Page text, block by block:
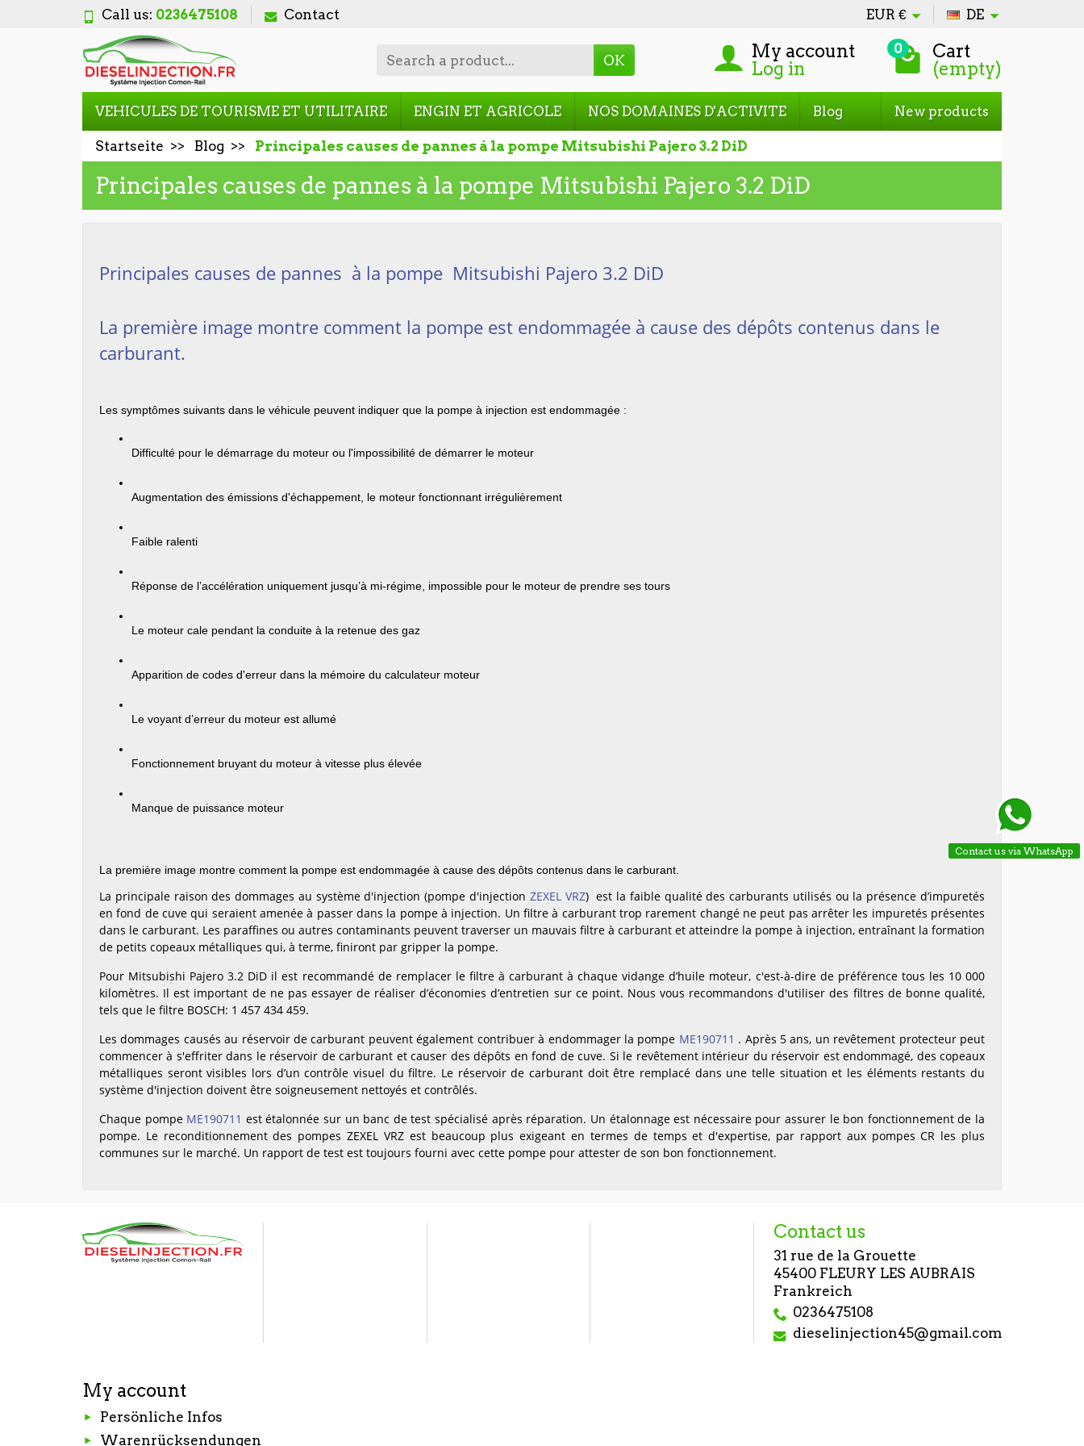
Call us: 0236475108 Contact EUR € DE
OK My account
Log in
0 Cart
(empty)
VEHICULES DE TOURISME ET UTILITAIRE ENGIN ET AGRICOLE NOS DOMAINES D'ACTIVITE Blog New products
Startseite Blog Principales causes de pannes à la pompe Mitsubishi Pajero 3.2 DiD
Principales causes de pannes à la pompe Mitsubishi Pajero 3.2 DiD
Principales causes de pannes à la pompe Mitsubishi Pajero 3.2 DiD
La première image montre comment la pompe est endommagée à cause des dépôts contenus dans le
carburant.
Les symptômes suivants dans le véhicule peuvent indiquer que la pompe à injection est endommagée :
Difficulté pour le démarrage du moteur ou l'impossibilité de démarrer le moteur
Augmentation des émissions d'échappement, le moteur fonctionnant irrégulièrement
Faible ralenti
Réponse de l’accélération uniquement jusqu’à mi-régime, impossible pour le moteur de prendre ses tours
Le moteur cale pendant la conduite à la retenue des gaz
Apparition de codes d'erreur dans la mémoire du calculateur moteur
Le voyant d’erreur du moteur est allumé
Fonctionnement bruyant du moteur à vitesse plus élevée
Manque de puissance moteur
La première image montre comment la pompe est endommagée à cause des dépôts contenus dans le carburant.
La principale raison des dommages au système d'injection (pompe d'injection ZEXEL VRZ) est la faible qualité des carburants utilisés ou la présence d’impuretés
en fond de cuve qui seraient amenée à passer dans la pompe à injection. Un filtre à carburant trop rarement changé ne peut pas arrêter les impuretés présentes
dans le carburant. Les paraffines ou autres contaminants peuvent traverser un mauvais filtre à carburant et atteindre la pompe à injection, entraînant la formation
de petits copeaux métalliques qui, à terme, finiront par gripper la pompe.
Pour Mitsubishi Pajero 3.2 DiD il est recommandé de remplacer le filtre à carburant à chaque vidange d’huile moteur, c'est-à-dire de préférence tous les 10 000
kilomètres. Il est important de ne pas essayer de réaliser d’économies d’entretien sur ce point. Nous vous recommandons d'utiliser des filtres de bonne qualité,
tels que le filtre BOSCH: 1 457 434 459.
Les dommages causés au réservoir de carburant peuvent également contribuer à endommager la pompe ME190711 . Après 5 ans, un revêtement protecteur peut
commencer à s'effriter dans le réservoir de carburant et causer des dépôts en fond de cuve. Si le revêtement intérieur du réservoir est endommagé, des copeaux
métalliques seront visibles lors d’un contrôle visuel du filtre. Le réservoir de carburant doit être remplacé dans une telle situation et les éléments restants du
système d'injection doivent être soigneusement nettoyés et contrôlés.
Chaque pompe ME190711 est étalonnée sur un banc de test spécialisé après réparation. Un étalonnage est nécessaire pour assurer le bon fonctionnement de la
pompe. Le reconditionnement des pompes ZEXEL VRZ est beaucoup plus exigeant en termes de temps et d'expertise, par rapport aux pompes CR les plus
communes sur le marché. Un rapport de test est toujours fourni avec cette pompe pour attester de son bon fonctionnement.
Contact us
31 rue de la Grouette
45400 FLEURY LES AUBRAIS
Frankreich
0236475108
dieselinjection45@gmail.com
My account
Persönliche Infos
Warenrücksendungen
Contact us via WhatsApp